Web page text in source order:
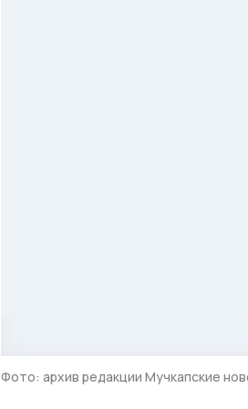
Фото: архив редакции Мучкапские